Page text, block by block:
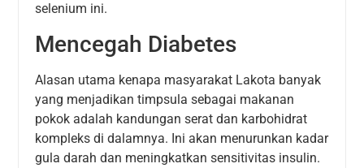
selenium ini.
Mencegah Diabetes
Alasan utama kenapa masyarakat Lakota banyak
yang menjadikan timpsula sebagai makanan
pokok adalah kandungan serat dan karbohidrat
kompleks di dalamnya. Ini akan menurunkan kadar
gula darah dan meningkatkan sensitivitas insulin.